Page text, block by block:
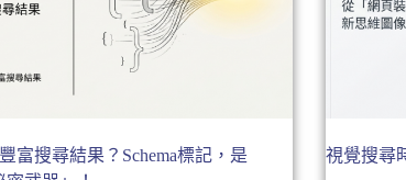
富搜尋結果？Schema標記，是
視覺搜尋